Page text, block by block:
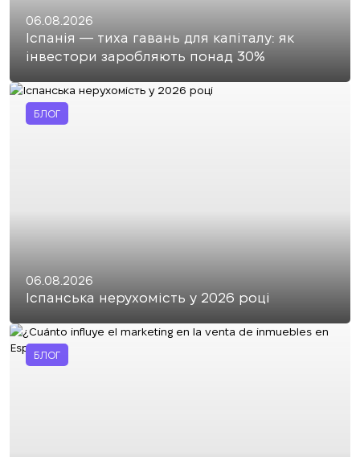
06.08.2026
Іспанія — тиха гавань для капіталу: як
інвестори заробляють понад 30%
БЛОГ
06.08.2026
Іспанська нерухомість у 2026 році
БЛОГ